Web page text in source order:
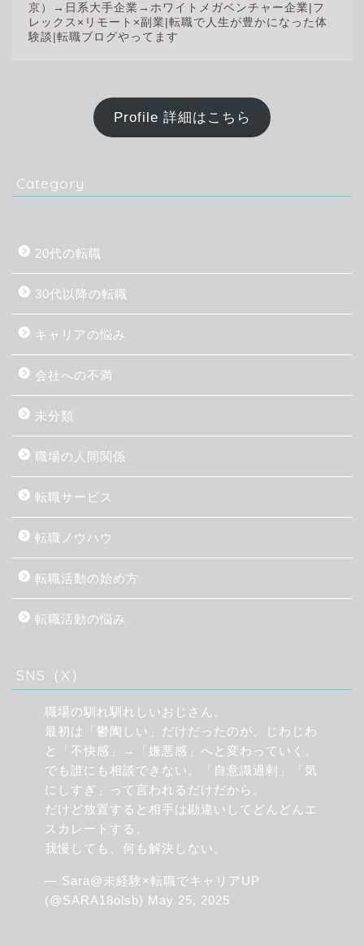
京）→日系大手企業→ホワイトメガベンチャー企業|フ
レックス×リモート×副業|転職で人生が豊かになった体
験談|転職ブログやってます
Profile 詳細はこちら
Category
20代の転職
30代以降の転職
キャリアの悩み
会社への不満
未分類
職場の人間関係
転職サービス
転職ノウハウ
転職活動の始め方
転職活動の悩み
SNS（X）
職場の馴れ馴れしいおじさん。
最初は「鬱陶しい」だけだったのが、じわじわ
と「不快感」→「嫌悪感」へと変わっていく。
でも誰にも相談できない。「自意識過剰」「気
にしすぎ」って言われるだけだから。
だけど放置すると相手は勘違いしてどんどんエ
スカレートする。
我慢しても、何も解決しない。
— Sara@未経験×転職でキャリアUP
(@SARA18olsb) May 25, 2025